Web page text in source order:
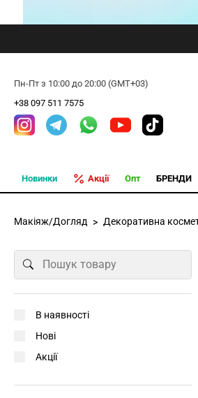
Пн-Пт з 10:00 до 20:00 (GMT+03)
+38 097 511 7575
Новинки Акції Опт БРЕНДИ
Макіяж/Догляд Декоративна
В наявності
Нові
Акції